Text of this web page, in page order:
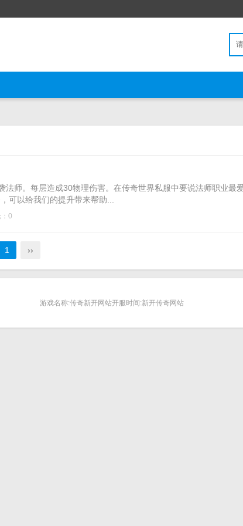
师。每层造成30物理伤害。在传奇世界私服中要说法师职业最
可以给我们的提升带来帮助...
0
1 ››
游戏名称:传奇新开网站开服时间:新开传奇网站